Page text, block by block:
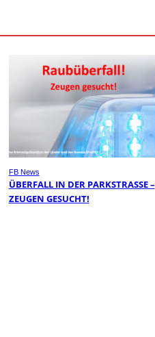
FB News
ÜBERFALL IN DER PARKSTRASSE – Z
EUGEN GESUCHT!